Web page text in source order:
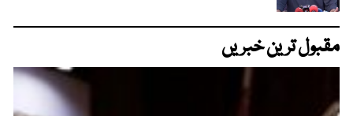
مقبول ترین خبریں